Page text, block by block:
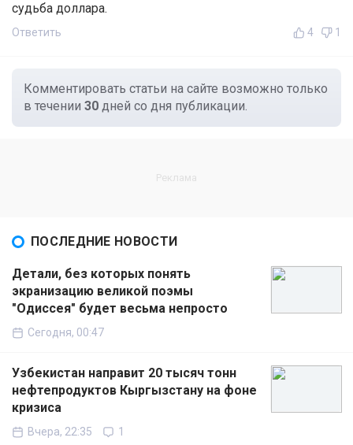
судьба доллара.
Ответить 4 1
Комментировать статьи на сайте возможно только
в течении 30 дней со дня публикации.
ПОСЛЕДНИЕ НОВОСТИ
Детали, без которых понять
экранизацию великой поэмы
"Одиссея" будет весьма непросто
Сегодня, 00:47
Узбекистан направит 20 тысяч тонн
нефтепродуктов Кыргызстану на фоне
кризиса
Вчера, 22:35 1